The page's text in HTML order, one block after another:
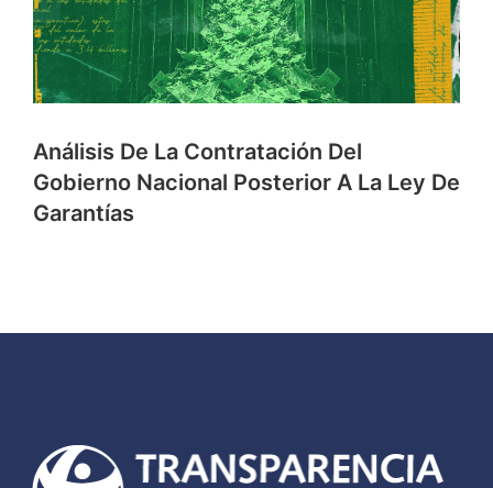
Análisis De La Contratación Del
Gobierno Nacional Posterior A La Ley De
Garantías